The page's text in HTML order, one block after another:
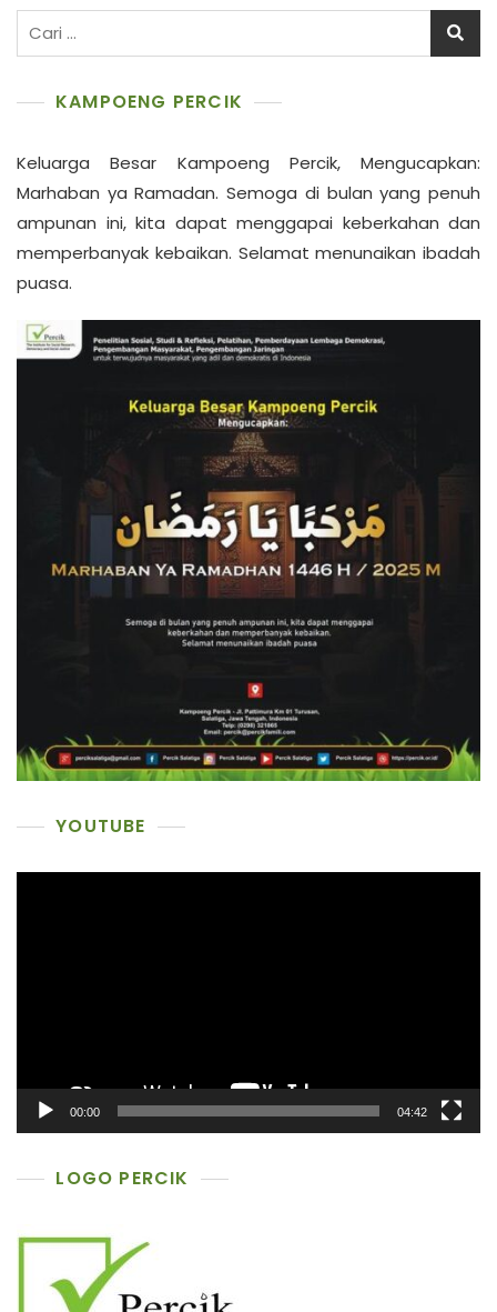
KAMPOENG PERCIK
Keluarga Besar Kampoeng Percik, Mengucapkan:
Marhaban ya Ramadan. Semoga di bulan yang penuh
ampunan ini, kita dapat menggapai keberkahan dan
memperbanyak kebaikan. Selamat menunaikan ibadah
puasa.
YOUTUBE
00:00 04:42
LOGO PERCIK